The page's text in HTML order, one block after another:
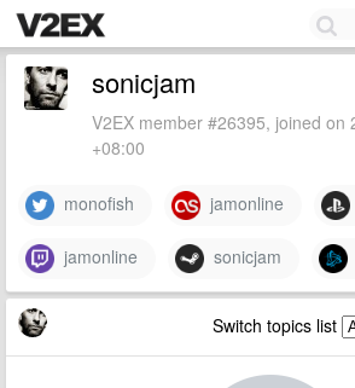
sonicjam
V2EX member #26395, joined on
+08:00
monofish jamonline
jamonline sonicjam
Switch topics list